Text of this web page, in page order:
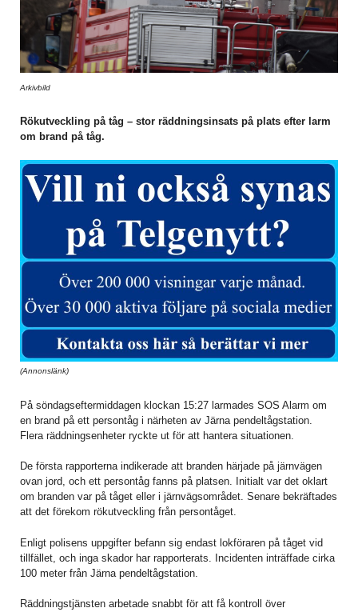
Arkivbild
Rökutveckling på tåg – stor räddningsinsats på plats efter larm
om brand på tåg.
(Annonslänk)
På söndagseftermiddagen klockan 15:27 larmades SOS Alarm om
en brand på ett persontåg i närheten av Järna pendeltågstation.
Flera räddningsenheter ryckte ut för att hantera situationen.
De första rapporterna indikerade att branden härjade på järnvägen
ovan jord, och ett persontåg fanns på platsen. Initialt var det oklart
om branden var på tåget eller i järnvägsområdet. Senare bekräftades
att det förekom rökutveckling från persontåget.
Enligt polisens uppgifter befann sig endast lokföraren på tåget vid
tillfället, och inga skador har rapporterats. Incidenten inträffade cirka
100 meter från Järna pendeltågstation.
Räddningstjänsten arbetade snabbt för att få kontroll över